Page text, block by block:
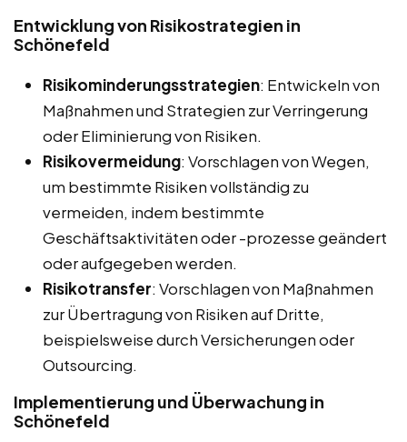
Entwicklung von Risikostrategien in
Schönefeld
Risikominderungsstrategien: Entwickeln von
Maßnahmen und Strategien zur Verringerung
oder Eliminierung von Risiken.
Risikovermeidung: Vorschlagen von Wegen,
um bestimmte Risiken vollständig zu
vermeiden, indem bestimmte
Geschäftsaktivitäten oder -prozesse geändert
oder aufgegeben werden.
Risikotransfer: Vorschlagen von Maßnahmen
zur Übertragung von Risiken auf Dritte,
beispielsweise durch Versicherungen oder
Outsourcing.
Implementierung und Überwachung in
Schönefeld